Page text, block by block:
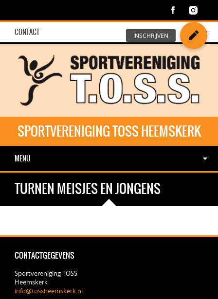
CONTACT
SPORTVERENIGING TOSS HEEMSKERK
MENU
TURNEN MEISJES EN JONGENS
CONTACTGEGEVENS
Sportvereniging TOSS
Heemskerk
info@tossheemskerk.nl